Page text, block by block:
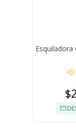
Esquiladora
acute